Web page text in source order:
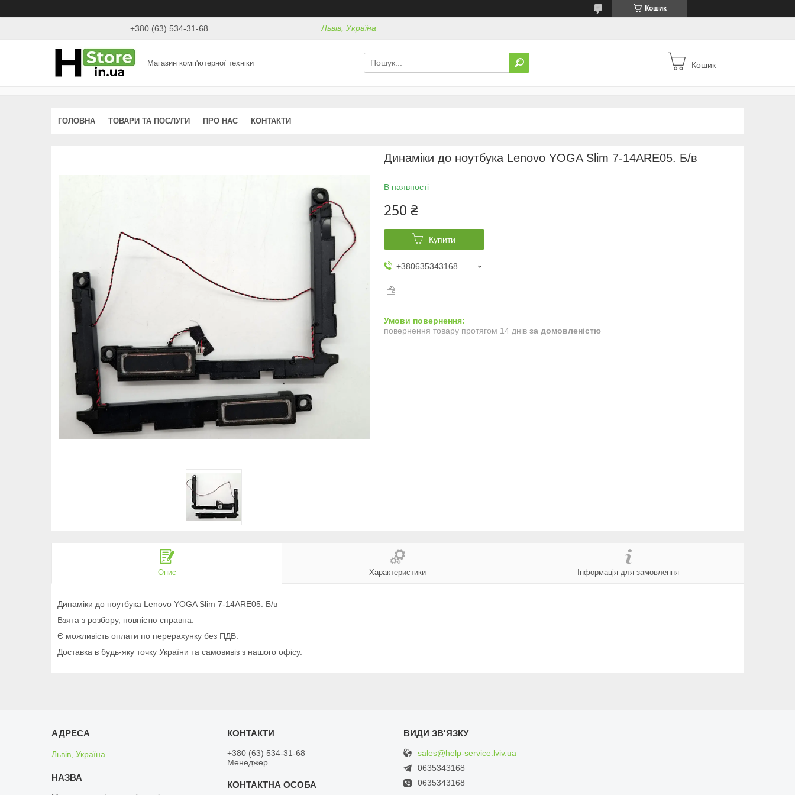
Кошик
+380 (63) 534-31-68 Львів, Україна
Магазин комп'ютерної техніки Кошик
ГОЛОВНА ТОВАРИ ТА ПОСЛУГИ ПРО НАС КОНТАКТИ
Динаміки до ноутбука Lenovo YOGA Slim 7-14ARE05. Б/в
В наявності
250 ₴
Купити
+380635343168
повернення товару протягом 14 днів за домовленістю
Опис Характеристики Інформація для замовлення
Динаміки до ноутбука Lenovo YOGA Slim 7-14ARE05. Б/в
Взята з розбору, повністю справна.
Є можливість оплати по перерахунку без ПДВ.
Доставка в будь-яку точку України та самовивіз з нашого офісу.
Львів, Україна
+380 (63) 534-31-68
Менеджер
sales@help-service.lviv.ua
0635343168
0635343168